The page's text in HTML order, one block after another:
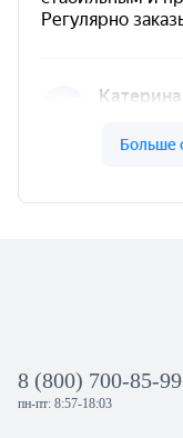
8 (800) 700-85-99
пн-пт: 8:57-18:03